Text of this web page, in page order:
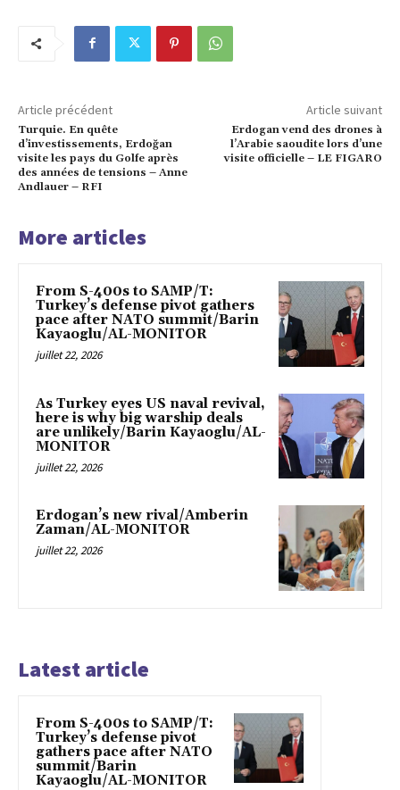
Article précédent
Turquie. En quête
d’investissements, Erdoğan
visite les pays du Golfe après
des années de tensions – Anne
Andlauer – RFI
Article suivant
Erdogan vend des drones à
l’Arabie saoudite lors d’une
visite officielle – LE FIGARO
More articles
From S-400s to SAMP/T:
Turkey’s defense pivot gathers
pace after NATO summit/Barin
Kayaoglu/AL-MONITOR
juillet 22, 2026
As Turkey eyes US naval revival,
here is why big warship deals
are unlikely/Barin Kayaoglu/AL-
MONITOR
juillet 22, 2026
Erdogan’s new rival/Amberin
Zaman/AL-MONITOR
juillet 22, 2026
Latest article
From S-400s to SAMP/T:
Turkey’s defense pivot
gathers pace after NATO
summit/Barin
Kayaoglu/AL-MONITOR